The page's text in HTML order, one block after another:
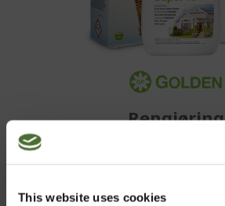
This website uses cookies
Rengjøring